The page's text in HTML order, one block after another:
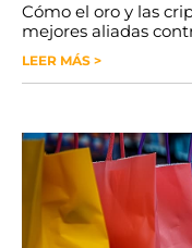
Cómo el oro y las
mejores aliadas
LEER MÁS >